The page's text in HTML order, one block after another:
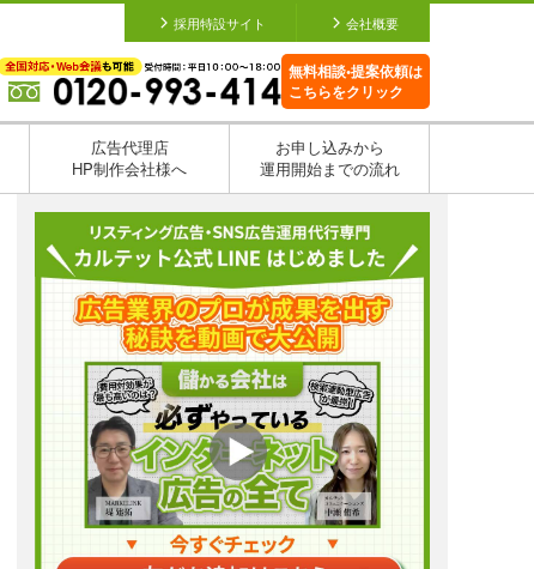
採用特設サイト 会社概要
無料相談•提案依頼は
こちらをクリック
広告代理店
HP制作会社様へ
お申し込みから
運用開始までの流れ